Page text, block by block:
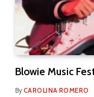
Blowie Music
ByCAROLINA ROMERO